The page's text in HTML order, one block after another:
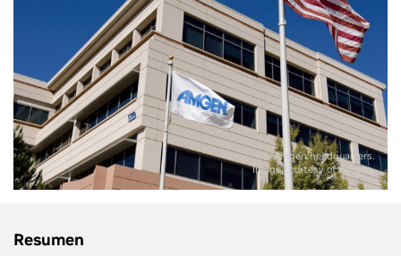
Amgen headquarters.
Image courtesy of Amgen.
Resumen